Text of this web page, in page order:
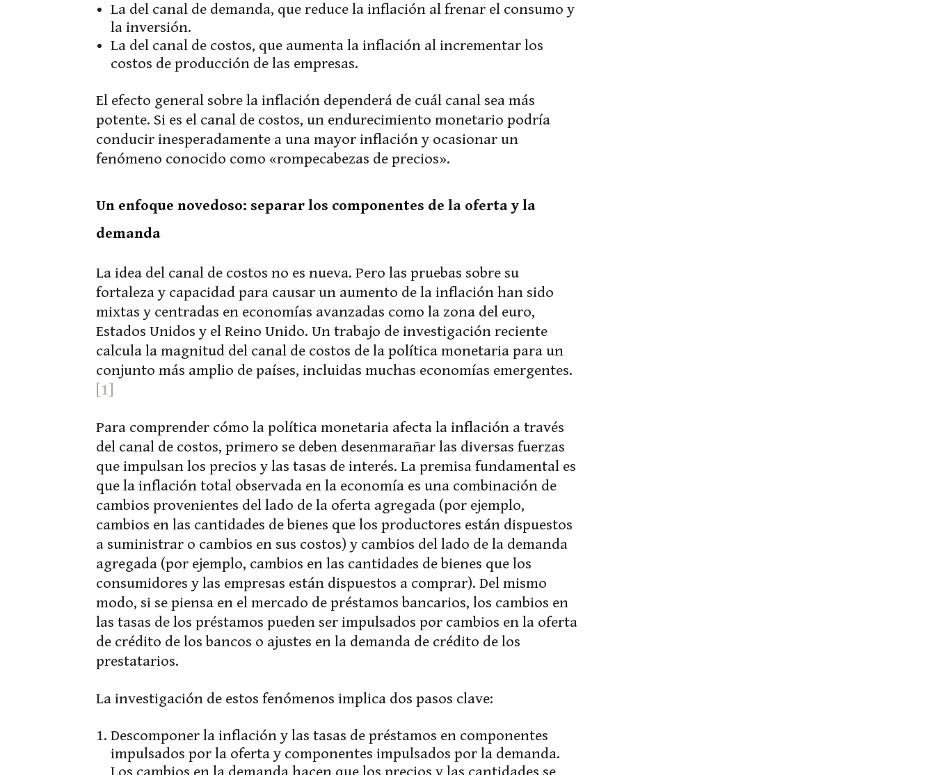
La del canal de demanda, que reduce la inflación al frenar el consumo y
la inversión.
La del canal de costos, que aumenta la inflación al incrementar los
costos de producción de las empresas.
El efecto general sobre la inflación dependerá de cuál canal sea más
potente. Si es el canal de costos, un endurecimiento monetario podría
conducir inesperadamente a una mayor inflación y ocasionar un
fenómeno conocido como «rompecabezas de precios».
Un enfoque novedoso: separar los componentes de la oferta y la
demanda
La idea del canal de costos no es nueva. Pero las pruebas sobre su
fortaleza y capacidad para causar un aumento de la inflación han sido
mixtas y centradas en economías avanzadas como la zona del euro,
Estados Unidos y el Reino Unido. Un trabajo de investigación reciente
calcula la magnitud del canal de costos de la política monetaria para un
conjunto más amplio de países, incluidas muchas economías emergentes.
[1]
Para comprender cómo la política monetaria afecta la inflación a través
del canal de costos, primero se deben desenmarañar las diversas fuerzas
que impulsan los precios y las tasas de interés. La premisa fundamental es
que la inflación total observada en la economía es una combinación de
cambios provenientes del lado de la oferta agregada (por ejemplo,
cambios en las cantidades de bienes que los productores están dispuestos
a suministrar o cambios en sus costos) y cambios del lado de la demanda
agregada (por ejemplo, cambios en las cantidades de bienes que los
consumidores y las empresas están dispuestos a comprar). Del mismo
modo, si se piensa en el mercado de préstamos bancarios, los cambios en
las tasas de los préstamos pueden ser impulsados por cambios en la oferta
de crédito de los bancos o ajustes en la demanda de crédito de los
prestatarios.
La investigación de estos fenómenos implica dos pasos clave:
Descomponer la inflación y las tasas de préstamos en componentes
impulsados por la oferta y componentes impulsados por la demanda.